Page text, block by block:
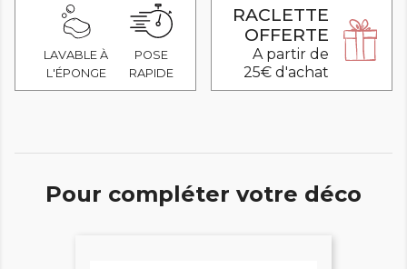
LAVABLE À
L'ÉPONGE
POSE
RAPIDE
RACLETTE
OFFERTE
A partir de
25€ d'achat
Pour compléter votre déco